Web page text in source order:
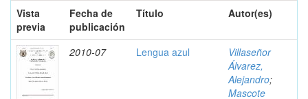
Vista
previa
Fecha de
publicación
Título Autor(es)
2010-07 Lengua azul
Villaseñor
Álvarez,
Alejandro;
Mascote